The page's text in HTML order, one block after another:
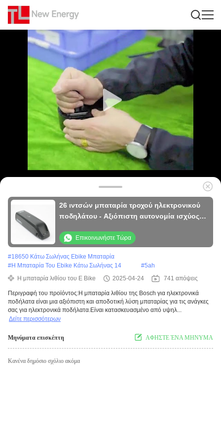
26 ιντσών μπαταρία τροχού ηλεκτρονικού
ποδηλάτου - Αξιόπιστη αυτονομία ισχύος
Επικοινωνήστε Τώρα
#18650 Κάτω Σωλήνας Ebike Μπαταρία
#Η Μπαταρία Του Ebike Κάτω Σωλήνας 14 #5ah
Η μπαταρία λιθίου του E Bike
2025-04-24 741 απόψεις
Περιγραφή του προϊόντος:Η μπαταρία λιθίου της Bosch για ηλεκτρονικά
ποδήλατα είναι μια αξιόπιστη και αποδοτική λύση μπαταρίας για τις ανάγκες
σας για ηλεκτρονικά ποδήλατα.Είναι κατασκευασμένο από υψηλ...
Δείτε περισσότερων
Μηνύματα επισκέπτη ΑΦΗΣΤΕ ΈΝΑ ΜΗΝΥΜΑ
Κανένα δημόσιο σχόλιο ακόμα